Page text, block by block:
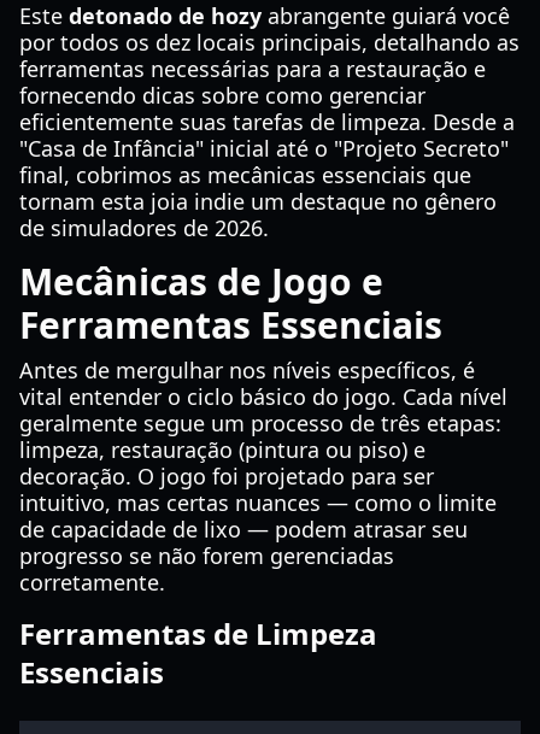
Este detonado de hozy abrangente guiará você
por todos os dez locais principais, detalhando as
ferramentas necessárias para a restauração e
fornecendo dicas sobre como gerenciar
eficientemente suas tarefas de limpeza. Desde a
"Casa de Infância" inicial até o "Projeto Secreto"
final, cobrimos as mecânicas essenciais que
tornam esta joia indie um destaque no gênero
de simuladores de 2026.
Mecânicas de Jogo e
Ferramentas Essenciais
Antes de mergulhar nos níveis específicos, é
vital entender o ciclo básico do jogo. Cada nível
geralmente segue um processo de três etapas:
limpeza, restauração (pintura ou piso) e
decoração. O jogo foi projetado para ser
intuitivo, mas certas nuances — como o limite
de capacidade de lixo — podem atrasar seu
progresso se não forem gerenciadas
corretamente.
Ferramentas de Limpeza
Essenciais